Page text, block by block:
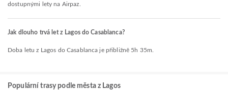
dostupnými lety na Airpaz.
Jak dlouho trvá let z Lagos do Casablanca?
Doba letu z Lagos do Casablanca je přibližně 5h 35m.
Populární trasy podle města z Lagos